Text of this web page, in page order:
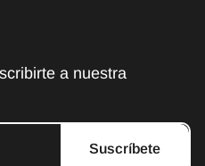
a nuestra
Suscríbete